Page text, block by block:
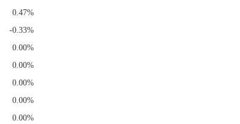
0.47%
-0.33%
0.00%
0.00%
0.00%
0.00%
0.00%